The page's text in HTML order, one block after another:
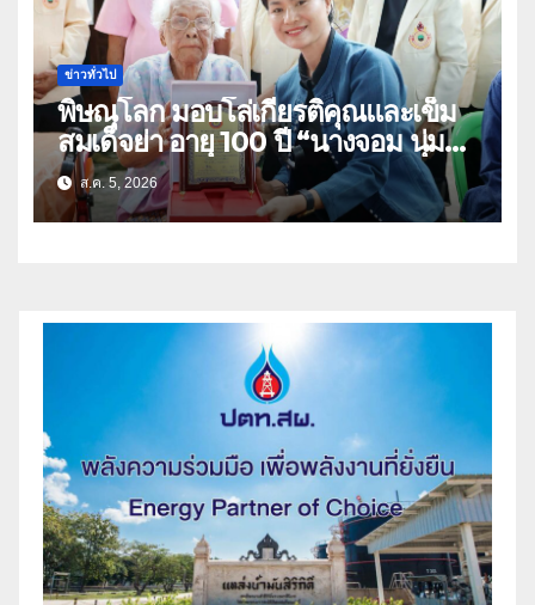
ข่าวทั่วไป
พิษณุโลก มอบโล่เกียรติคุณและเข็ม
สมเด็จย่า อายุ 100 ปี “นางจอม นุ่ม
เนตร” ตำบลบ้านกร่าง อำเภอเมือง
ส.ค. 5, 2026